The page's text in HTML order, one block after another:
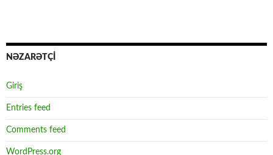
NƏZARƏTÇİ
Giriş
Entries feed
Comments feed
WordPress.org